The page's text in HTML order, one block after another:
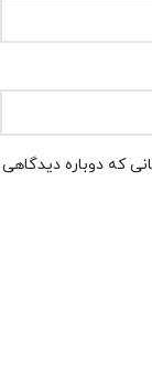
که دوباره دیدگاهی